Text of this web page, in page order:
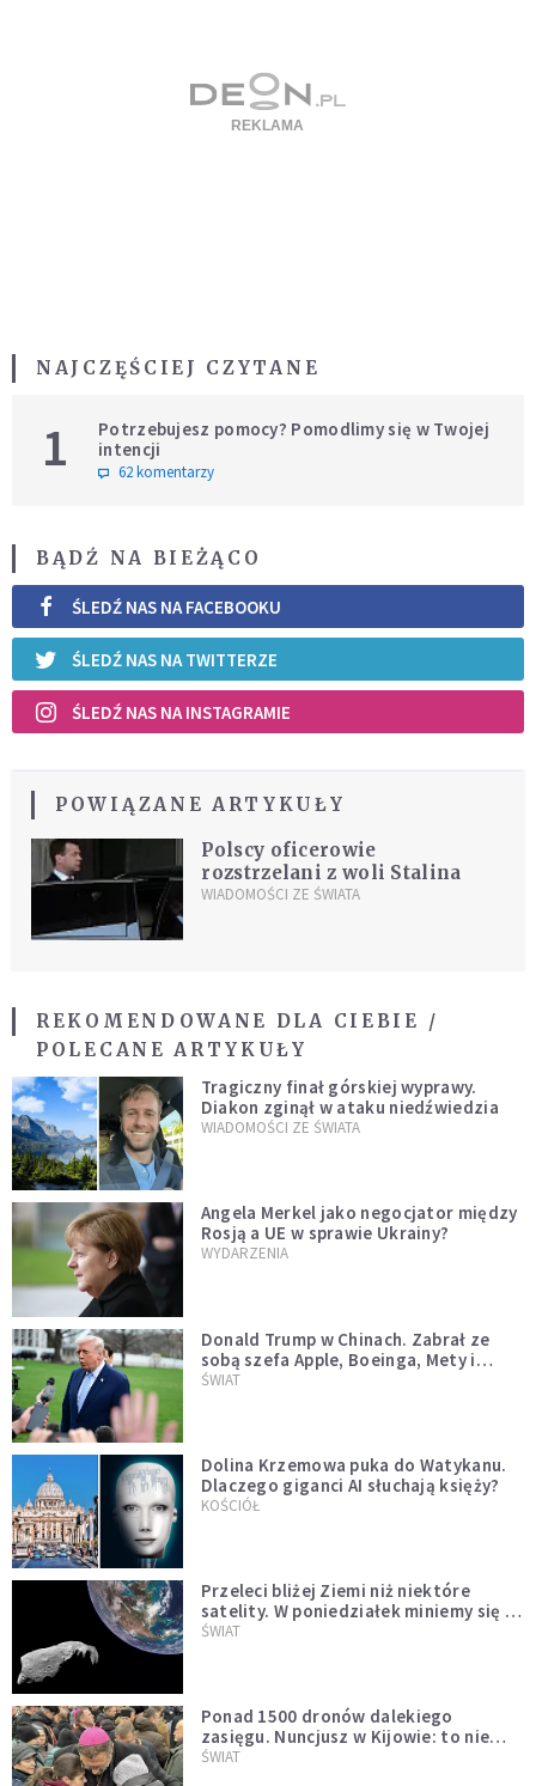
NAJCZĘŚCIEJ CZYTANE
1
Potrzebujesz pomocy? Pomodlimy się w Twojej
intencji
62 komentarzy
BĄDŹ NA BIEŻĄCO
ŚLEDŹ NAS NA FACEBOOKU
ŚLEDŹ NAS NA TWITTERZE
ŚLEDŹ NAS NA INSTAGRAMIE
POWIĄZANE ARTYKUŁY
Polscy oficerowie
rozstrzelani z woli Stalina
WIADOMOŚCI ZE ŚWIATA
REKOMENDOWANE DLA CIEBIE /
POLECANE ARTYKUŁY
Tragiczny finał górskiej wyprawy.
Diakon zginął w ataku niedźwiedzia
WIADOMOŚCI ZE ŚWIATA
Angela Merkel jako negocjator między
Rosją a UE w sprawie Ukrainy?
WYDARZENIA
Donald Trump w Chinach. Zabrał ze
sobą szefa Apple, Boeinga, Mety i
Muska
ŚWIAT
Dolina Krzemowa puka do Watykanu.
Dlaczego giganci AI słuchają księży?
KOŚCIÓŁ
Przeleci bliżej Ziemi niż niektóre
satelity. W poniedziałek miniemy się z
asteroidą, która poprzedzi znacznie
ŚWIAT
Ponad 1500 dronów dalekiego
zasięgu. Nuncjusz w Kijowie: to nie
wygląda na wolę zakończenia wojny
ŚWIAT